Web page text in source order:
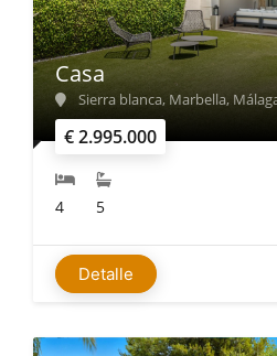
€ 2.995.000
Casa
Sierra blanca, Marbella,
4 5
Detalle